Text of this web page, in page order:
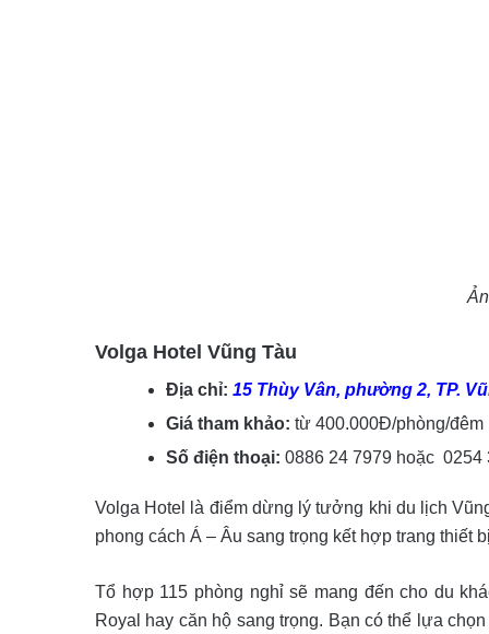
Volga Hotel Vũng Tàu
Địa chỉ: 15 Thùy Vân, phường 2, TP.
Giá tham khảo: từ 400.000Đ/phòng/đêm
Số điện thoại: 0886 24 7979 hoặc 0254
Volga Hotel là điểm dừng lý tưởng khi du lịch
phong cách Á – Âu sang trọng kết hợp trang thiết
Tổ hợp 115 phòng nghỉ sẽ mang đến cho du
Royal hay căn hộ sang trọng. Bạn có thể lựa